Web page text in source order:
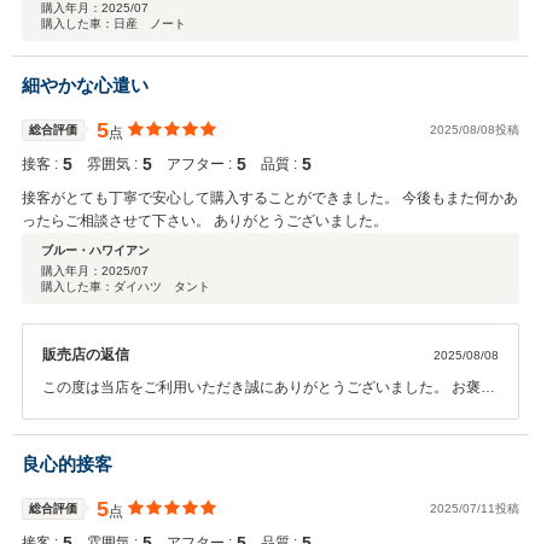
購入年月： 2025/07
購入した車：日産 ノート
細やかな心遣い
総合評価 5点 2025/08/08投稿
接客 : 5 雰囲気 : 5 アフター : 5 品質 : 5
接客がとても丁寧で安心して購入することができました。 今後もまた何かあ
ったらご相談させて下さい。 ありがとうございました。
ブルー・ハワイアン
購入年月： 2025/07
購入した車：ダイハツ タント
販売店の返信 2025/08/08
この度は当店をご利用いただき誠にありがとうございました。 お褒め
変嬉しく思います。 今後も素敵なカーライフを南店スタッフ一同しっ
かりとサポートさせていただきます。是非また点検等でお待ちしてお
良心的接客
総合評価 5点 2025/07/11投稿